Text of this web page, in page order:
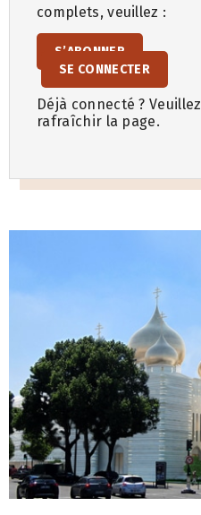
complets, veuillez :
S’ABONNER
SE CONNECTER
Déjà connecté ? Veuillez
rafraîchir la page.